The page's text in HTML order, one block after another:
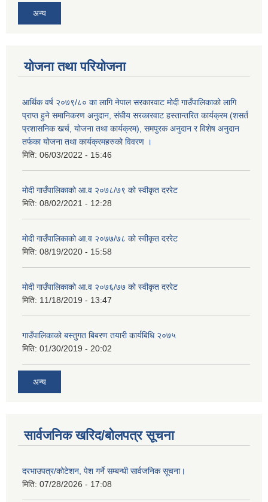
अन्य
योजना तथा परियोजना
आर्थिक वर्ष २०७९/८० का लागि नेपाल सरकारवाट मोदी गाउँपालिकाको लागि
प्राप्त हुने समानिकरण अनुदान, संघीय सरकारवाट हस्तान्तरित कार्यक्रम (शसर्त
प्रशासनिक खर्च, योजना तथा कार्यक्रम), समपुरक अनुदान र विशेष अनुदान
तर्फका योजना तथा कार्यक्रमहरुको विवरण ।
मिति: 06/03/2022 - 15:46
मोदी गाउँपालिकाको आ.व २०७८/७९ को स्वीकृत दररेट
मिति: 08/02/2021 - 12:28
मोदी गाउँपालिकाको आ.व २०७७/७८ को स्वीकृत दररेट
मिति: 08/19/2020 - 15:58
मोदी गाउँपालिकाको आ.व २०७६/७७ को स्वीकृत दररेट
मिति: 11/18/2019 - 13:47
गाउँपालिकाको बस्तुगत बिबरण तयारी कार्यबिधि २०७५
मिति: 01/30/2019 - 20:02
अन्य
सार्वजनिक खरिद/बोलपत्र सूचना
दरभाउपत्र/कोटेशन, पेश गर्ने सम्बन्धी सार्वजनिक सूचना।
मिति: 07/28/2026 - 17:08